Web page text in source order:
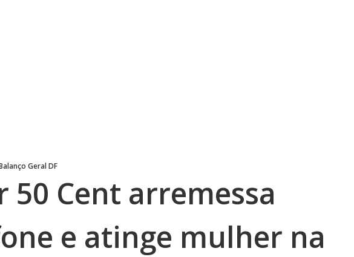
Geral DF
50 Cent arremessa
e atinge mulher na